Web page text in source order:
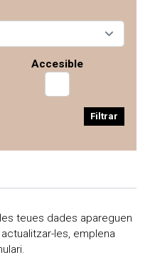
Accesible
Filtrar
teues dades apareguen
les, emplena